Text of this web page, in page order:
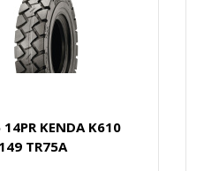
KENDA K610
TR75A